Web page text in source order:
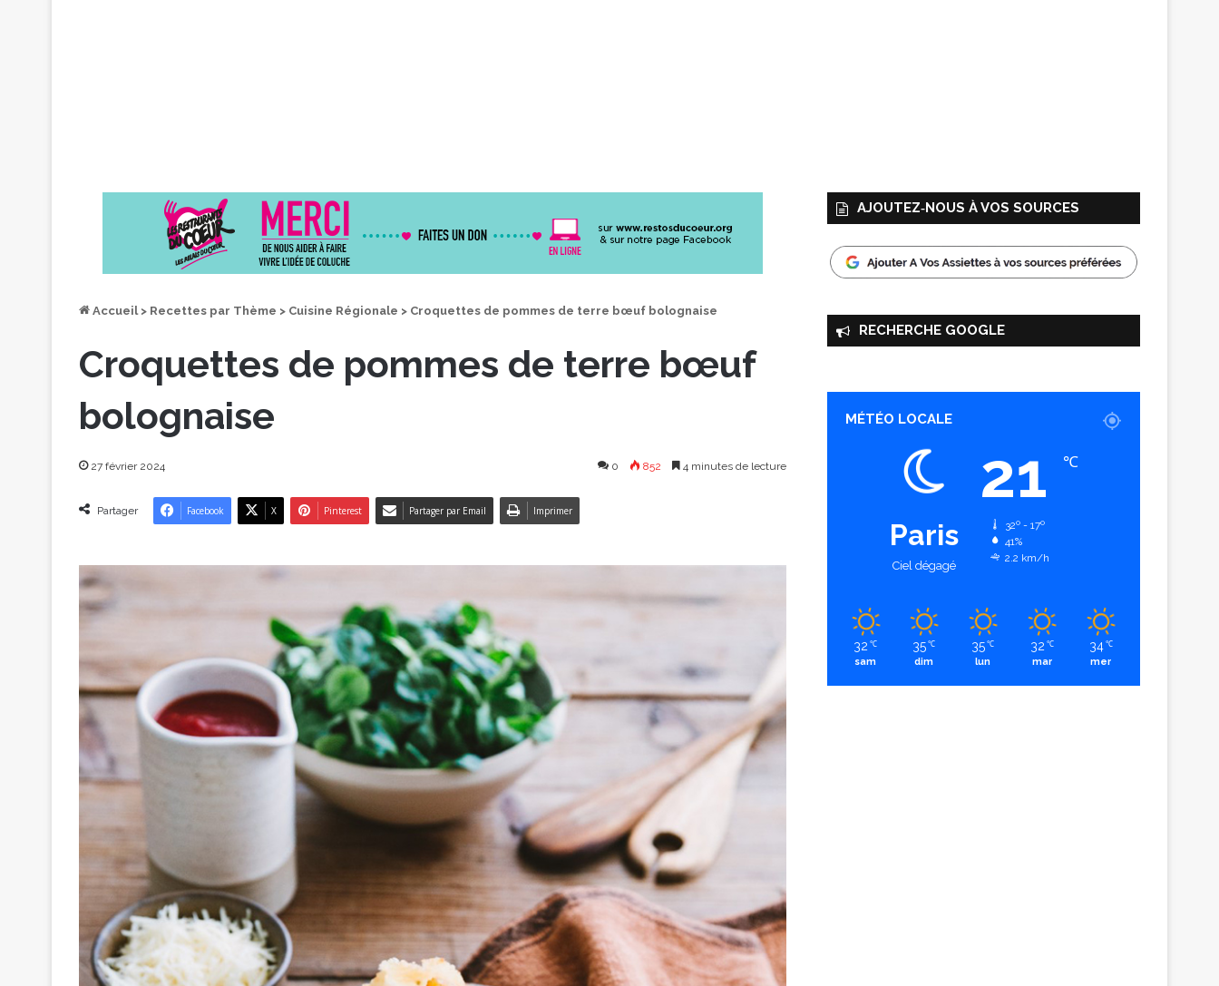
Accueil > Recettes par Thème > Cuisine Régionale > Croquettes de pommes de terre bœuf bolognaise
Croquettes de pommes de terre bœuf
bolognaise
27 février 2024 0 852 4 minutes de lecture
Partager Facebook X Pinterest Partager par Email Imprimer
AJOUTEZ‑NOUS À VOS SOURCES
RECHERCHE GOOGLE
MÉTÉO LOCALE
Paris
Ciel dégagé
21 ℃
32º - 17º
41%
2.2 km/h
32 ℃
sam
35 ℃
dim
35 ℃
lun
32 ℃
mar
34 ℃
mer